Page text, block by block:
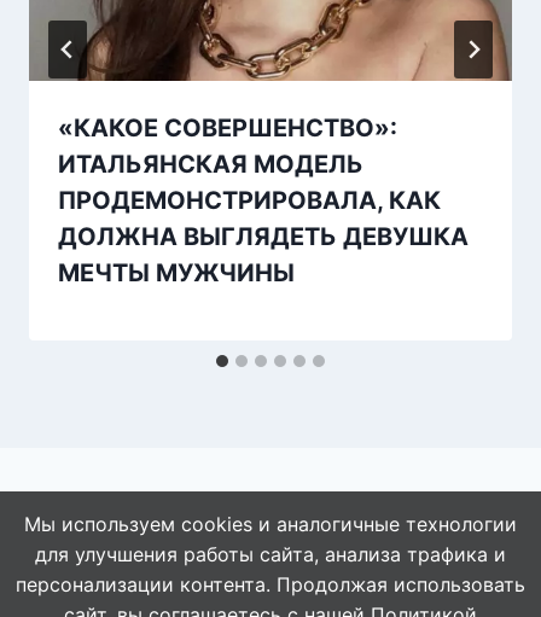
«КАКОЕ СОВЕРШЕНСТВО»:
ИТАЛЬЯНСКАЯ МОДЕЛЬ
ПРОДЕМОНСТРИРОВАЛА, КАК
ДОЛЖНА ВЫГЛЯДЕТЬ ДЕВУШКА
МЕЧТЫ МУЖЧИНЫ
© 2026 АбАлдеть!
Мы используем cookies и аналогичные технологии
для улучшения работы сайта, анализа трафика и
персонализации контента. Продолжая использовать